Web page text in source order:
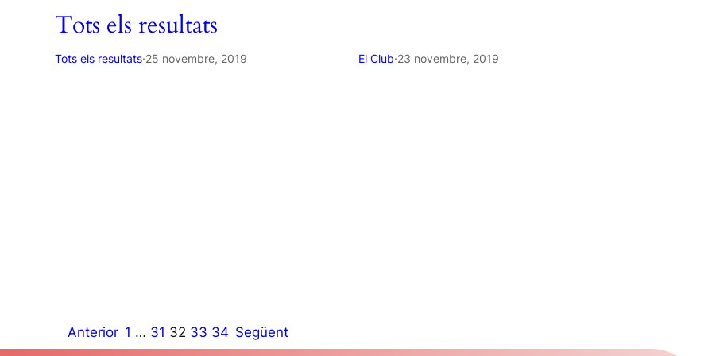
Tots els resultats
Tots els resultats·25 novembre, 2019 El Club·23 novembre, 2019
Anterior 1 … 31 32 33 34 Següent